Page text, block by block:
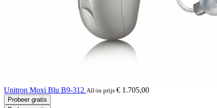
Unitron Moxi Blu B9-312 All-in prijs € 1.705,00
Probeer gratis